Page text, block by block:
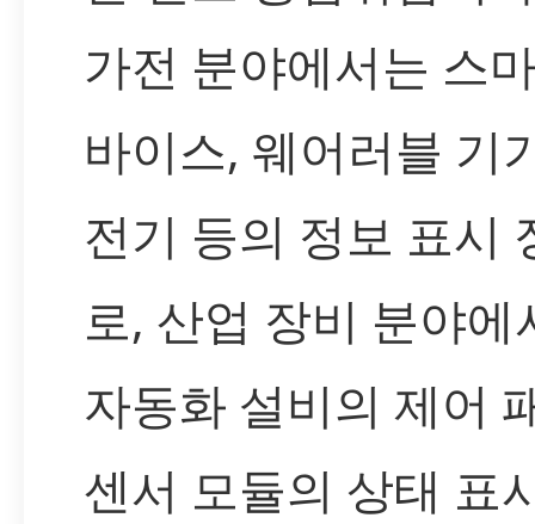
가전 분야에서는 스
바이스, 웨어러블 기
전기 등의 정보 표시
로, 산업 장비 분야에
자동화 설비의 제어
센서 모듈의 상태 표